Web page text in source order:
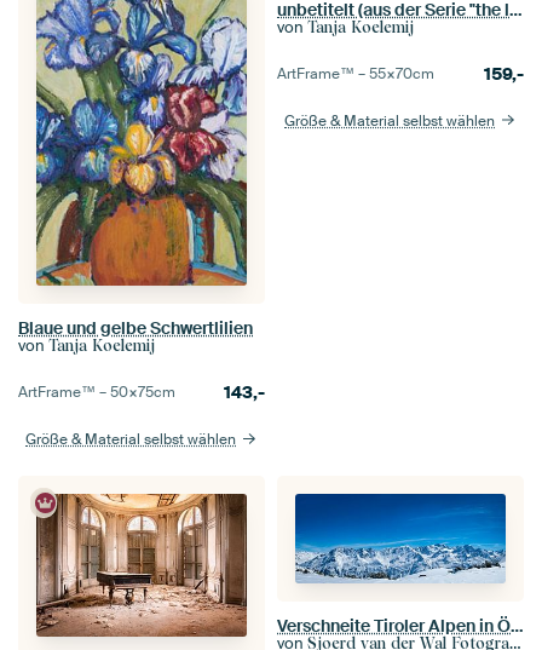
Blaue und gelbe Schwertlilien
von Tanja Koelemij
ArtFrame™ –50×75cm 143,-
Größe & Material selbst wählen
unbetitelt (aus der Serie "the lights")
von Tanja Koelemij
ArtFrame™ –55×70cm 159,-
Größe & Material selbst wählen
Verschneite Tiroler Alpen in Österreich an einem schönen Wintertag
von Sjoerd van der Wal Fotografie